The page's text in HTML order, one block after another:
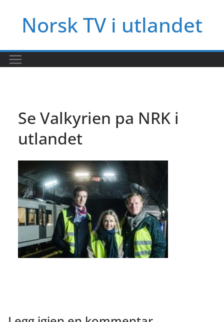
innholdetNorsk TV i utlandet
Se Valkyrien pa NRK i
utlandet